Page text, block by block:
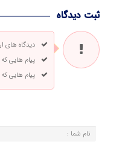
ثبت دیدگاه
دیدگاه های
پیام هایی
پیام هایی